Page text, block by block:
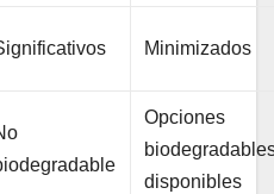
Minimizados
Opciones
disponibles